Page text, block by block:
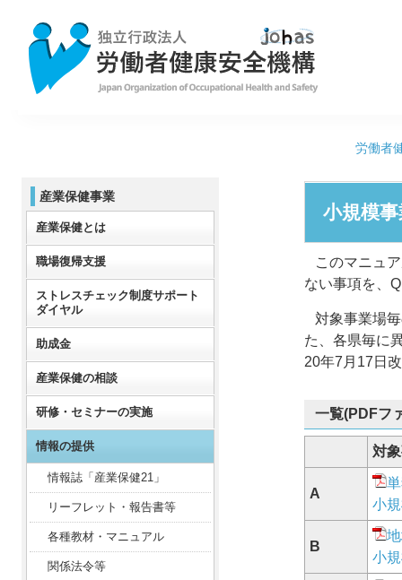
労働者
小規模
このマニュ
ない事項を、
対象事業場
た、各県毎に
20年7月17日
一覧(PDFフ
対
A
小
B
小
産業保健事業
産業保健とは
職場復帰支援
ストレスチェック制度サポート
ダイヤル
助成金
産業保健の相談
研修・セミナーの実施
情報の提供
情報誌「産業保健21」
リーフレット・報告書等
各種教材・マニュアル
関係法令等